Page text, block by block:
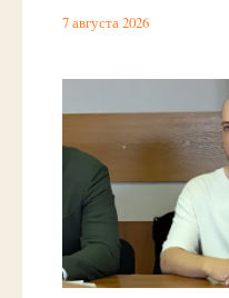
7 августа 2026